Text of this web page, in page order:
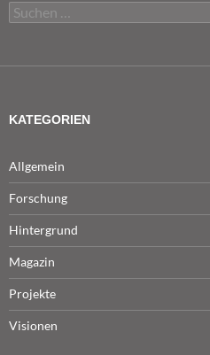
Suchen
nach:
KATEGORIEN
Allgemein
Forschung
Hintergrund
Magazin
Projekte
Visionen